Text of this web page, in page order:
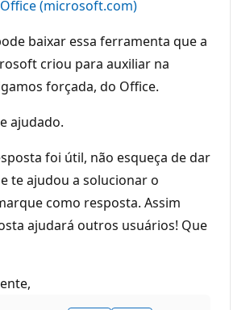
(microsoft.com)
baixar essa ferramenta que a
criou para auxiliar na
forçada, do Office.
ajudado.
foi útil, não esqueça de dar
te ajudou a solucionar o
como resposta. Assim
ajudará outros usuários! Que